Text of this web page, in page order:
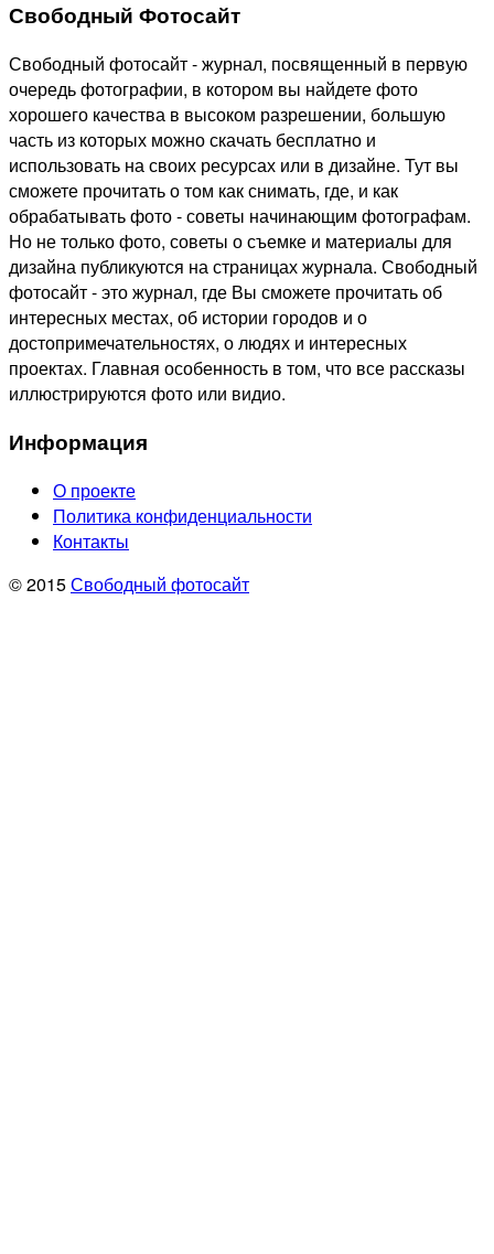
Свободный Фотосайт
Свободный фотосайт - журнал, посвященный в первую
очередь фотографии, в котором вы найдете фото
хорошего качества в высоком разрешении, большую
часть из которых можно скачать бесплатно и
использовать на своих ресурсах или в дизайне. Тут вы
сможете прочитать о том как снимать, где, и как
обрабатывать фото - советы начинающим фотографам.
Но не только фото, советы о съемке и материалы для
дизайна публикуются на страницах журнала. Свободный
фотосайт - это журнал, где Вы сможете прочитать об
интересных местах, об истории городов и о
достопримечательностях, о людях и интересных
проектах. Главная особенность в том, что все рассказы
иллюстрируются фото или видио.
Информация
О проекте
Политика конфиденциальности
Контакты
© 2015Свободный фотосайт